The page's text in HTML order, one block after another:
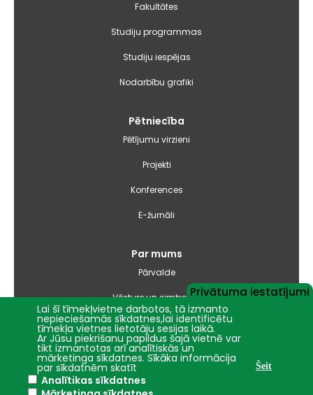
Fakultātes
Studiju programmas
Studiju iespējas
Nodarbību grafiki
Pētniecība
Pētījumu virzieni
Projekti
Konferences
E-žurnāli
Par mums
Pārvalde
Vēsture un simbolika
Studiju virzienu pārskati un pašnovērtējuma ziņojumi
Iepirkumi
Nāc studēt
Privātuma iestatījumi
Lai šī tīmekļvietne darbotos, tā izmanto
nepieciešamās sīkdatnes,lai identificētu
tīmekļa vietnes lietotāju sesijas laikā.
Ar Jūsu piekrišanu papildus šajā vietnē var
tikt izmantotas arī analītiskās un
mārketinga sīkdatnes. Sīkāka informācija
par sīkdatnēm skatīt Šeit
Analītikas sīkdatnes